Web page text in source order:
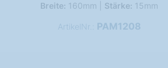
Breite: 160mm | Stärke: 15mm
ArtikelNr.: PAM1208